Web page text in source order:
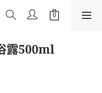
露500ml